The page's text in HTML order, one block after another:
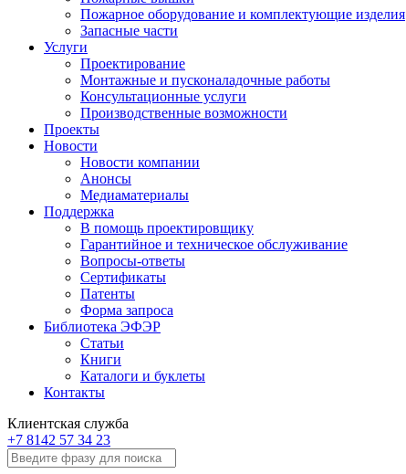
Пожарное оборудование и комплектующие изделия
Запасные части
Услуги
Проектирование
Монтажные и пусконаладочные работы
Консультационные услуги
Производственные возможности
Проекты
Новости
Новости компании
Анонсы
Медиаматериалы
Поддержка
В помощь проектировщику
Гарантийное и техническое обслуживание
Вопросы-ответы
Сертификаты
Патенты
Форма запроса
Библиотека ЭФЭР
Статьи
Книги
Каталоги и буклеты
Контакты
Клиентская служба
+7 8142 57 34 23